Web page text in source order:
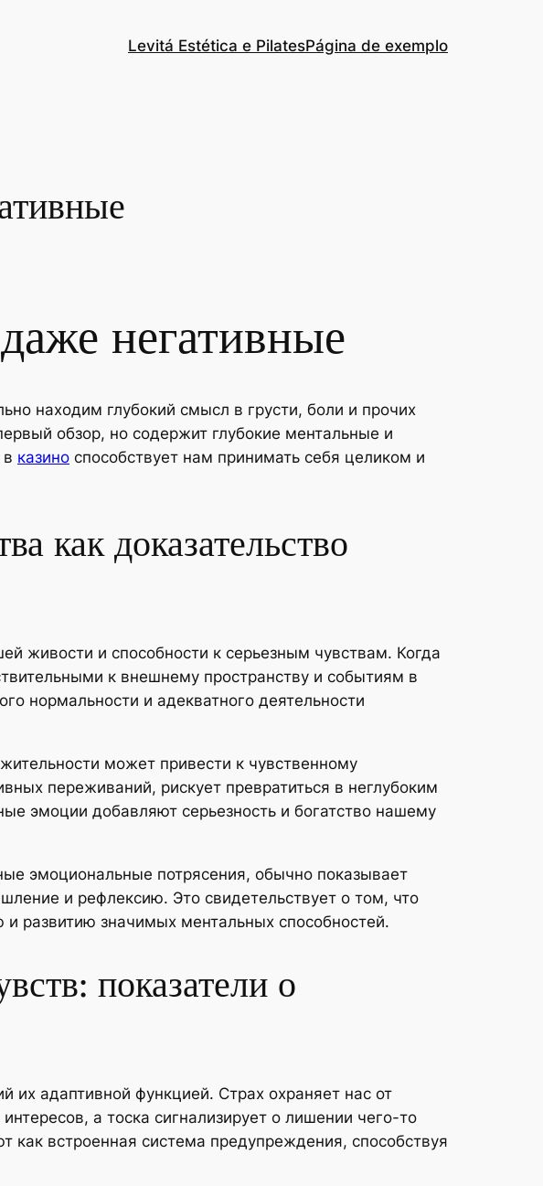
Levitá Estética e PilatesPágina de exemplo
негативные
находим глубокий смысл в грусти, боли и прочих
обзор, но содержит глубокие ментальные и
казино способствует нам принимать себя целиком и
как доказательство
живости и способности к серьезным чувствам. Когда
к внешнему пространству и событиям в
нормальности и адекватного деятельности
может привести к чувственному
переживаний, рискует превратиться в неглубоким
эмоции добавляют серьезность и богатство нашему
эмоциональные потрясения, обычно показывает
и рефлексию. Это свидетельствует о том, что
развитию значимых ментальных способностей.
показатели о
их адаптивной функцией. Страх охраняет нас от
а тоска сигнализирует о лишении чего-то
встроенная система предупреждения, способствуя